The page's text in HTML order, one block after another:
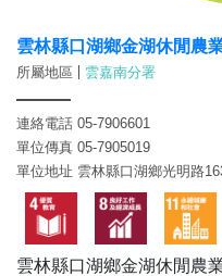
雲林縣口湖鄉金湖休閒農
所屬地區 雲嘉南分署
連絡電話 05-7906601
單位傳真 05-7905019
單位地址 雲林縣口湖鄉光明路
雲林縣口湖鄉金湖休閒農